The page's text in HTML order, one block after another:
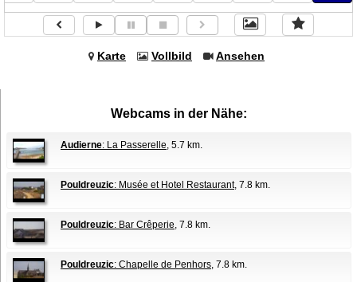
Karte Vollbild Ansehen
Webcams in der Nähe:
Audierne: La Passerelle, 5.7 km.
Pouldreuzic: Musée et Hotel Restaurant, 7.8 km.
Pouldreuzic: Bar Crêperie, 7.8 km.
Pouldreuzic: Chapelle de Penhors, 7.8 km.